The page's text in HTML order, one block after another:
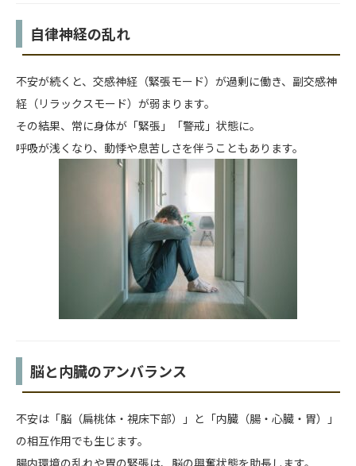
自律神経の乱れ
不安が続くと、交感神経（緊張モード）が過剰に働き、副交感神
経（リラックスモード）が弱まります。
その結果、常に身体が「緊張」「警戒」状態に。
呼吸が浅くなり、動悸や息苦しさを伴うこともあります。
脳と内臓のアンバランス
不安は「脳（扁桃体・視床下部）」と「内臓（腸・心臓・胃）」
の相互作用でも生じます。
腸内環境の乱れや胃の緊張は、脳の興奮状態を助長します。